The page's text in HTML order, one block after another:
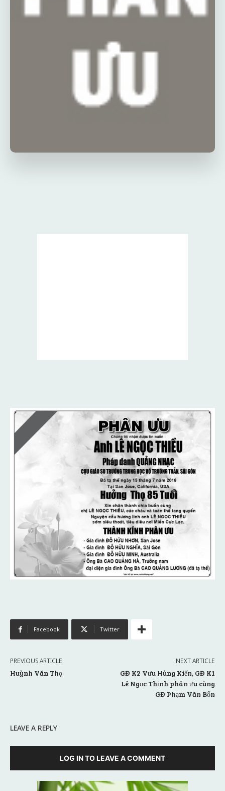
Facebook Twitter
PREVIOUS ARTICLE
Huỳnh Văn Thọ
NEXT ARTICLE
GĐ K2 Vưu Hùng Kiến, GĐ K1
Lê Ngọc Thịnh phân ưu cùng
GĐ Phạm Văn Bổn
LEAVE A REPLY
LOG IN TO LEAVE A COMMENT